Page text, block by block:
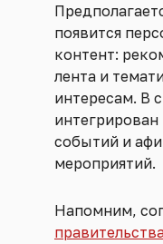
появится
контент:
лента и
интересам. В
событий и
мероприятий.
Напомним,